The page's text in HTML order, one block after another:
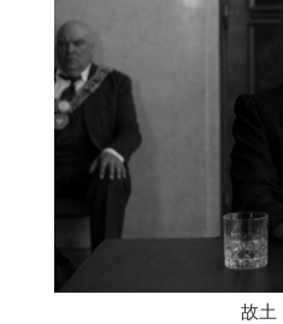
故土